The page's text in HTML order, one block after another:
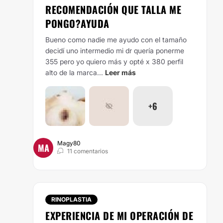
RECOMENDACIÓN QUE TALLA ME
PONGO?AYUDA
Bueno como nadie me ayudo con el tamaño
decidí uno intermedio mi dr quería ponerme
355 pero yo quiero más y opté x 380 perfil
alto de la marca... Leer más
+6
MA
Magy80
11 comentarios
RINOPLASTIA
EXPERIENCIA DE MI OPERACIÓN DE